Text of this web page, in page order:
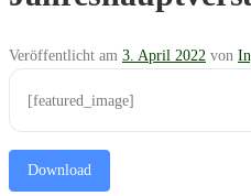
Veröffentlicht am 3. April 2022 von
[featured_image]
Download